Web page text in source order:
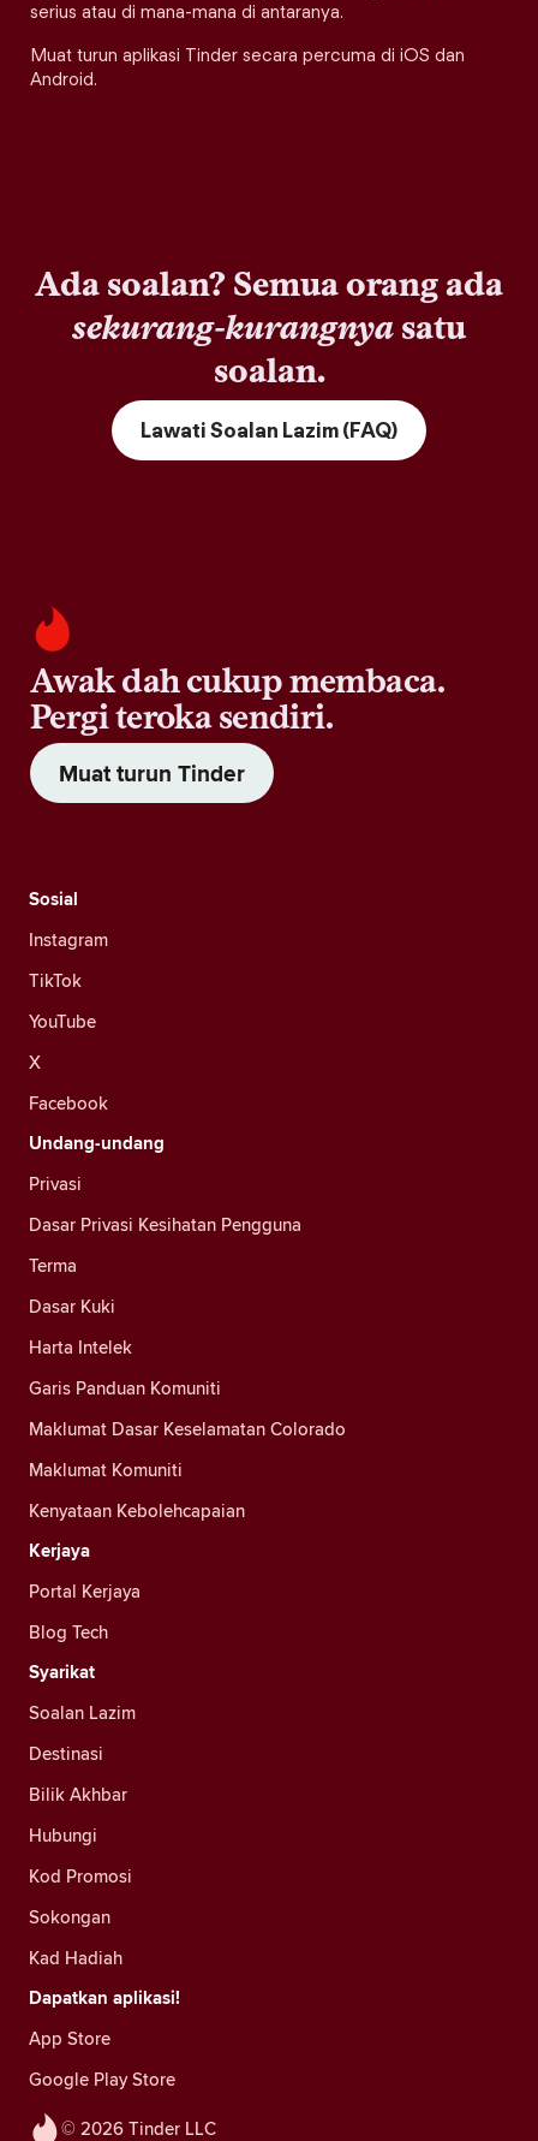
serius atau di mana-mana di antaranya.
Muat turun aplikasi Tinder secara percuma di iOS dan
Android.
Ada soalan? Semua orang ada
sekurang-kurangnya satu
soalan.
Lawati Soalan Lazim (FAQ)
Awak dah cukup membaca.
Pergi teroka sendiri.
Muat turun Tinder
© 2026 Tinder LLC
Sosial
Instagram
TikTok
YouTube
X
Facebook
Undang-undang
Privasi
Dasar Privasi Kesihatan Pengguna
Terma
Dasar Kuki
Harta Intelek
Garis Panduan Komuniti
Maklumat Dasar Keselamatan Colorado
Maklumat Komuniti
Kenyataan Kebolehcapaian
Kerjaya
Portal Kerjaya
Blog Tech
Syarikat
Soalan Lazim
Destinasi
Bilik Akhbar
Hubungi
Kod Promosi
Sokongan
Kad Hadiah
Dapatkan aplikasi!
App Store
Google Play Store